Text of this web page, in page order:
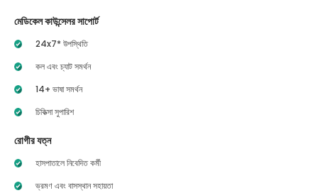
মেডিকেল কাউন্সেলর সাপোর্ট
24x7* উপস্থিতি
কল এবং চ্যাট সমর্থন
14+ ভাষা সমর্থন
চিকিত্সা সুপারিশ
রোগীর যত্ন
হাসপাতালে নিবেদিত কর্মী
ভ্রমণ এবং বাসস্থান সহায়তা